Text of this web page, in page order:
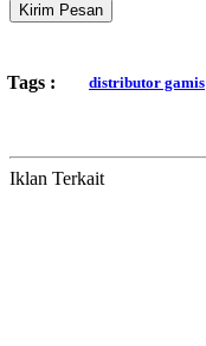
Kirim Pesan
Tags : distributor gamis
Iklan Terkait